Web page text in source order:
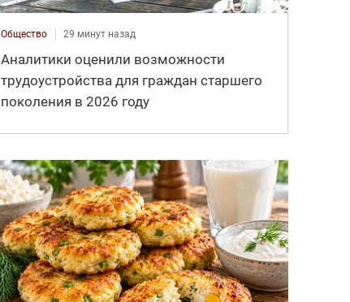
Общество 29 минут назад
Аналитики оценили возможности
трудоустройства для граждан старшего
поколения в 2026 году